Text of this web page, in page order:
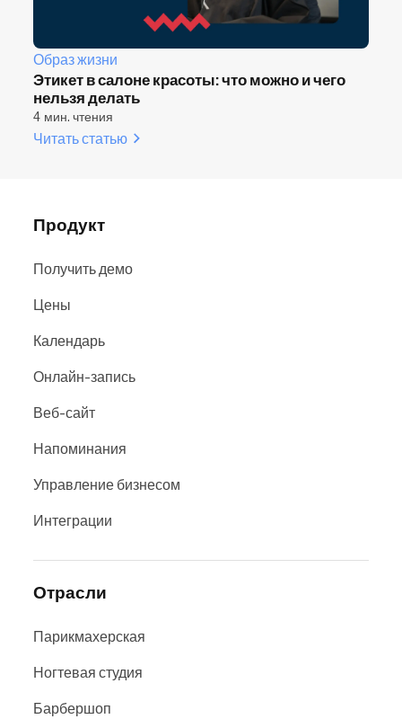
Образ жизни
Этикет в салоне красоты: что можно и чего
нельзя делать
4 мин. чтения
Читать статью
Продукт
Получить демо
Цены
Календарь
Онлайн-запись
Веб-сайт
Напоминания
Управление бизнесом
Интеграции
Отрасли
Парикмахерская
Ногтевая студия
Барбершоп